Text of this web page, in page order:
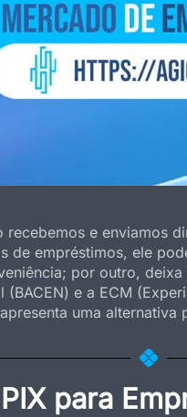
recebemos e enviamos
de empréstimos, ele
por outro,
e a ECM
uma alternativa
para